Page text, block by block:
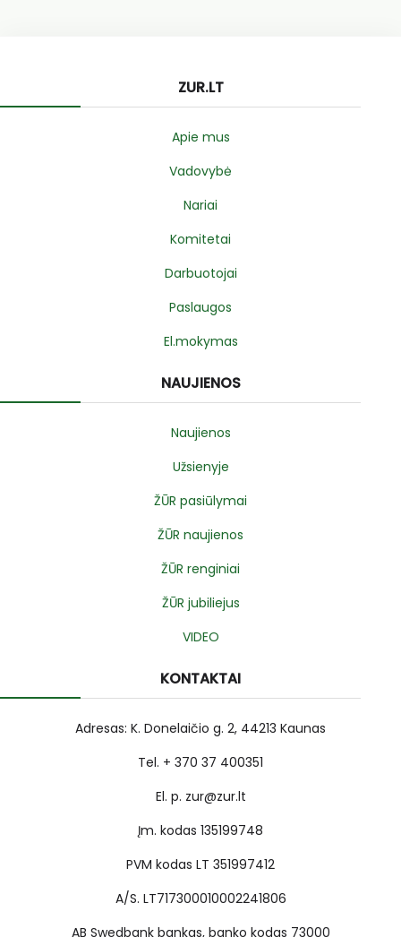
ZUR.LT
Apie mus
Vadovybė
Nariai
Komitetai
Darbuotojai
Paslaugos
El.mokymas
NAUJIENOS
Naujienos
Užsienyje
ŽŪR pasiūlymai
ŽŪR naujienos
ŽŪR renginiai
ŽŪR jubiliejus
VIDEO
KONTAKTAI
Adresas: K. Donelaičio g. 2, 44213 Kaunas
Tel. + 370 37 400351
El. p. zur@zur.lt
Įm. kodas 135199748
PVM kodas LT 351997412
A/S. LT717300010002241806
AB Swedbank bankas, banko kodas 73000